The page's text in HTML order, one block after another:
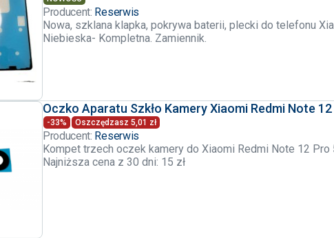
Producent: Reserwis
Nowa, szklana klapka, pokrywa baterii, plecki do telefonu
Niebieska- Kompletna. Zamiennik.
Oczko Aparatu Szkło Kamery Xiaomi Redmi Note
-33% Oszczędzasz 5,01 zł
Producent: Reserwis
Kompet trzech oczek kamery do Xiaomi Redmi Note 12 Pro
Najniższa cena z 30 dni: 15 zł